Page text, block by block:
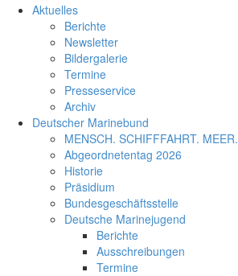
Aktuelles
Berichte
Newsletter
Bildergalerie
Termine
Presseservice
Archiv
Deutscher Marinebund
MENSCH. SCHIFFFAHRT. MEER.
Abgeordnetentag 2026
Historie
Präsidium
Bundesgeschäftsstelle
Deutsche Marinejugend
Berichte
Ausschreibungen
Termine